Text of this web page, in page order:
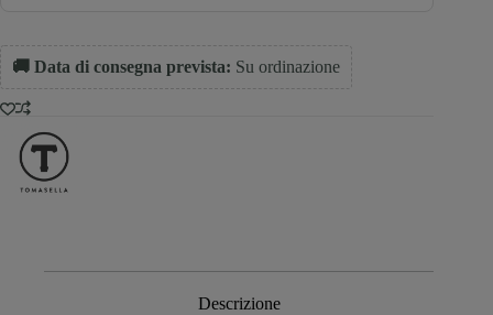
🚚 Data di consegna prevista: Su ordinazione
Descrizione